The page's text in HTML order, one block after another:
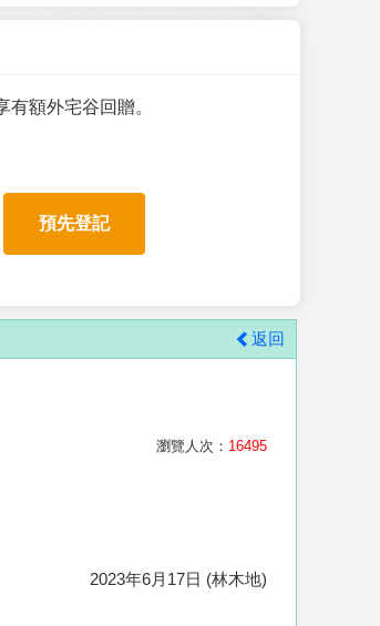
額外宅谷回贈。
預先登記
返回
瀏覽人次： 16495
2023年6月17日 (林木地)